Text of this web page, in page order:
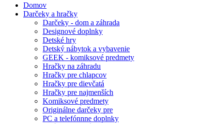
Domov
Darčeky a hračky
Darčeky - dom a záhrada
Designové doplnky
Detské hry
Detský nábytok a vybavenie
GEEK - komiksové predmety
Hračky na záhradu
Hračky pre chlapcov
Hračky pre dievčatá
Hračky pre najmenších
Komiksové predmety
Originálne darčeky pre
PC a telefónnne doplnky